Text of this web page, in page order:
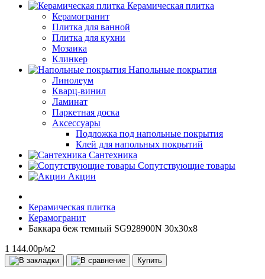
Керамическая плитка
Керамогранит
Плитка для ванной
Плитка для кухни
Мозаика
Клинкер
Напольные покрытия
Линолеум
Кварц-винил
Ламинат
Паркетная доска
Аксессуары
Подложка под напольные покрытия
Клей для напольных покрытий
Сантехника
Сопутствующие товары
Акции
Керамическая плитка
Керамогранит
Баккара беж темный SG928900N 30х30х8
1 144.00р/м2
Купить